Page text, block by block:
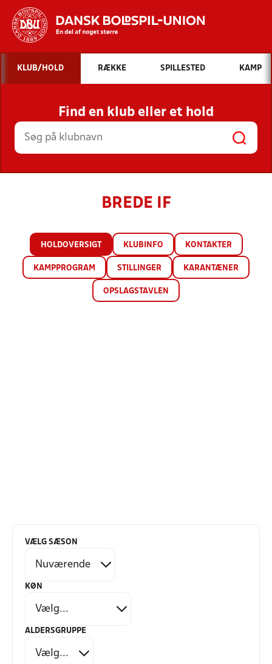
Hvad vil du søge efter?
INDHOLD OG NYHEDER
STILLINGER, RESULTATER, KLUBBER OG
HOLD
KLUB/HOLD RÆKKE SPILLESTED KAMP
Find en klub eller et hold
BREDE IF
HOLDOVERSIGT KLUBINFO KONTAKTER
KAMPPROGRAM STILLINGER KARANTÆNER
OPSLAGSTAVLEN
VÆLG SÆSON
KØN
ALDERSGRUPPE